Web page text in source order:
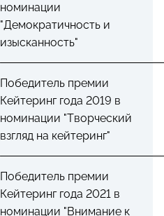
номинации
"Демократичность и
изысканность"
Победитель премии
Кейтеринг года 2019 в
номинации "Творческий
взгляд на кейтеринг"
Победитель премии
Кейтеринг года 2021 в
номинации "Внимание к